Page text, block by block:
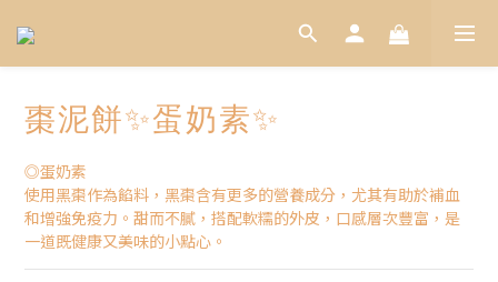
棗泥餅✨蛋奶素✨
◎蛋奶素
使用黑棗作為餡料，黑棗含有更多的營養成分，尤其有助於補血
和增強免疫力。甜而不膩，搭配軟糯的外皮，口感層次豐富，是
一道既健康又美味的小點心。